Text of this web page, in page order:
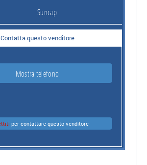
Suncap
Contatta questo venditore
Mostra telefono
per contattare questo venditore